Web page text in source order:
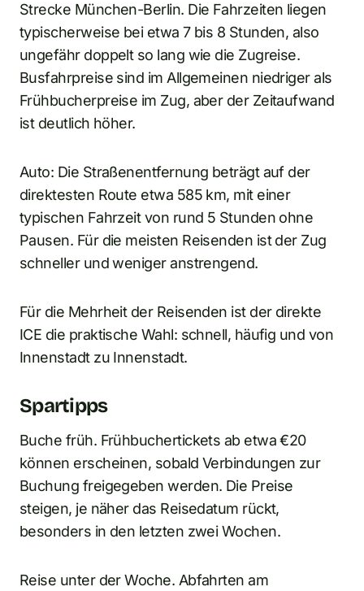
Strecke München-Berlin. Die Fahrzeiten liegen
typischerweise bei etwa 7 bis 8 Stunden, also
ungefähr doppelt so lang wie die Zugreise.
Busfahrpreise sind im Allgemeinen niedriger als
Frühbucherpreise im Zug, aber der Zeitaufwand
ist deutlich höher.
Auto: Die Straßenentfernung beträgt auf der
direktesten Route etwa 585 km, mit einer
typischen Fahrzeit von rund 5 Stunden ohne
Pausen. Für die meisten Reisenden ist der Zug
schneller und weniger anstrengend.
Für die Mehrheit der Reisenden ist der direkte
ICE die praktische Wahl: schnell, häufig und von
Innenstadt zu Innenstadt.
Spartipps
Buche früh. Frühbuchertickets ab etwa €20
können erscheinen, sobald Verbindungen zur
Buchung freigegeben werden. Die Preise
steigen, je näher das Reisedatum rückt,
besonders in den letzten zwei Wochen.
Reise unter der Woche. Abfahrten am